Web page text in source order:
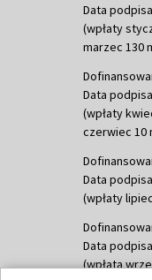
Data
(wpłaty
marzec 130
Data
(wpłaty
czerwiec 10
Data
(wpłaty
Data
(wpłata